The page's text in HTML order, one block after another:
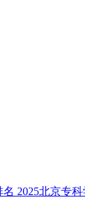
名 2025北京专